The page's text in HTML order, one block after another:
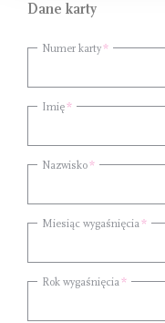
Dane karty
Numer karty
Imię
Nazwisko
Miesiąc wygaśnięcia
Rok wygaśnięcia